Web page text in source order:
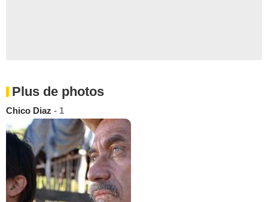
Plus de photos
Chico Diaz - 1